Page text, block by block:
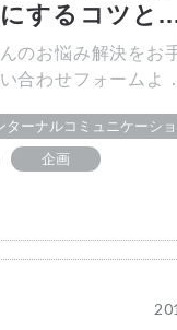
するコツと
のお悩み解決をお
合わせフォームよ
ターナルコミュニケーシ
企画